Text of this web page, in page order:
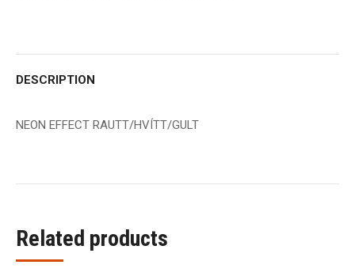
DESCRIPTION
NEON EFFECT RAUTT/HVÍTT/GULT
Related products